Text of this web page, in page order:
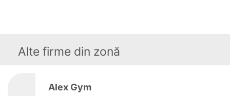
Alte firme din zonă
Alex Gym